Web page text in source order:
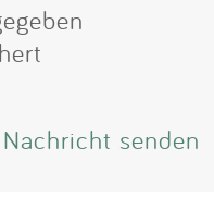
Nachricht senden